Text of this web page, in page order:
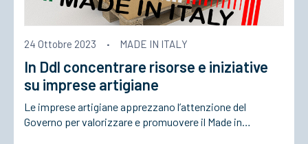
24 Ottobre 2023 · MADE IN ITALY
In Ddl concentrare risorse e iniziative
su imprese artigiane
Le imprese artigiane apprezzano l’attenzione del
Governo per valorizzare e promuovere il Made in…